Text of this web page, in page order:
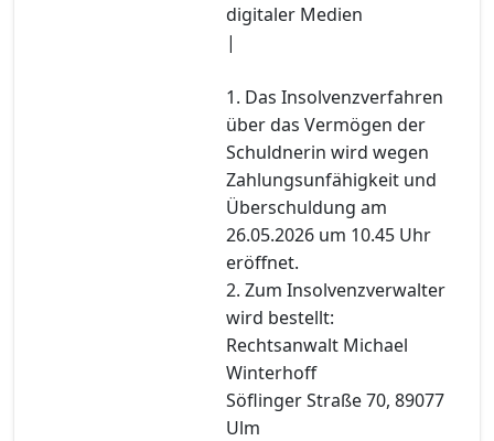
digitaler Medien
|
1. Das Insolvenzverfahren
über das Vermögen der
Schuldnerin wird wegen
Zahlungsunfähigkeit und
Überschuldung am
26.05.2026 um 10.45 Uhr
eröffnet.
2. Zum Insolvenzverwalter
wird bestellt:
Rechtsanwalt Michael
Winterhoff
Söflinger Straße 70, 89077
Ulm